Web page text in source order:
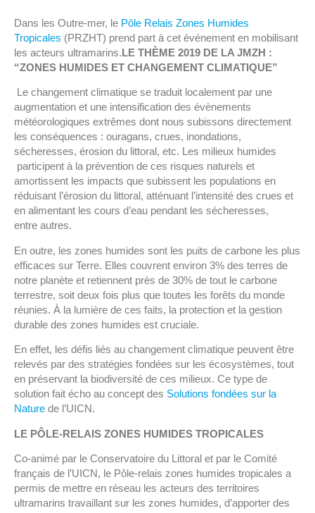
Dans les Outre-mer, le Pôle Relais Zones Humides
Tropicales (PRZHT) prend part à cet événement en mobilisant
les acteurs ultramarins.LE THÈME 2019 DE LA JMZH :
“ZONES HUMIDES ET CHANGEMENT CLIMATIQUE”
Le changement climatique se traduit localement par une
augmentation et une intensification des évènements
météorologiques extrêmes dont nous subissons directement
les conséquences : ouragans, crues, inondations,
sécheresses, érosion du littoral, etc. Les milieux humides
participent à la prévention de ces risques naturels et
amortissent les impacts que subissent les populations en
réduisant l’érosion du littoral, atténuant l’intensité des crues et
en alimentant les cours d’eau pendant les sécheresses,
entre autres.
En outre, les zones humides sont les puits de carbone les plus
efficaces sur Terre. Elles couvrent environ 3% des terres de
notre planète et retiennent près de 30% de tout le carbone
terrestre, soit deux fois plus que toutes les forêts du monde
réunies. À la lumière de ces faits, la protection et la gestion
durable des zones humides est cruciale.
En effet, les défis liés au changement climatique peuvent être
relevés par des stratégies fondées sur les écosystèmes, tout
en préservant la biodiversité de ces milieux. Ce type de
solution fait écho au concept des Solutions fondées sur la
Nature de l’UICN.
LE PÔLE-RELAIS ZONES HUMIDES TROPICALES
Co-animé par le Conservatoire du Littoral et par le Comité
français de l’UICN, le Pôle-relais zones humides tropicales a
permis de mettre en réseau les acteurs des territoires
ultramarins travaillant sur les zones humides, d’apporter des